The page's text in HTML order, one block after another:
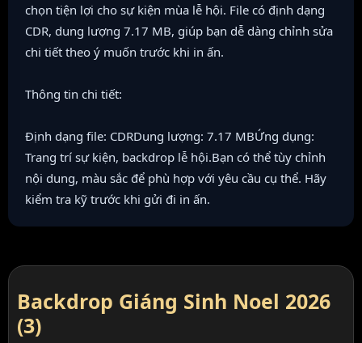
chọn tiện lợi cho sự kiện mùa lễ hội. File có định dạng
CDR, dung lượng 7.17 MB, giúp bạn dễ dàng chỉnh sửa
chi tiết theo ý muốn trước khi in ấn.
Thông tin chi tiết:
Định dạng file: CDRDung lượng: 7.17 MBỨng dụng:
Trang trí sự kiện, backdrop lễ hội.Bạn có thể tùy chỉnh
nội dung, màu sắc để phù hợp với yêu cầu cụ thể. Hãy
kiểm tra kỹ trước khi gửi đi in ấn.
Backdrop Giáng Sinh Noel 2026
(3)